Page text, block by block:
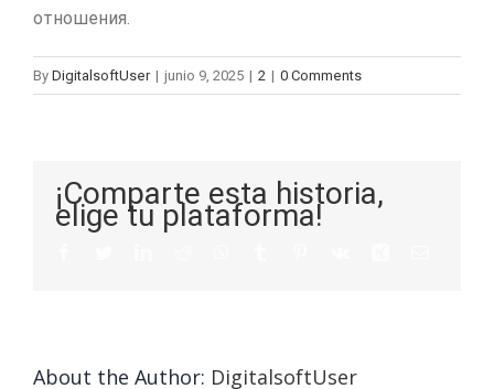
отношения.
By DigitalsoftUser | junio 9, 2025 | 2 | 0 Comments
¡Comparte esta historia,
elige tu plataforma!
About the Author: DigitalsoftUser